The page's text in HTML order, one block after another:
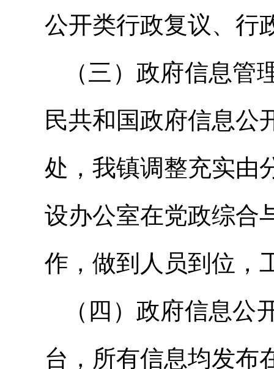
公开类行政复议、行
（三）政府信息
民共和国政府信息公
处，我镇调整充实由
设办公室在党政综合
作，做到人员到位，
（四）政府信息
台，所有信息均发布